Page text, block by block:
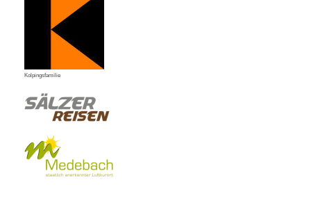
Kolpingsfamilie